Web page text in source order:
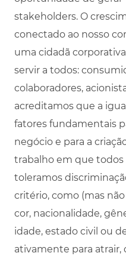
stakeholders. O
conectado ao nosso
uma cidadã
servir a todos:
colaboradores,
acreditamos que a
fatores fundamentais
negócio e para a
trabalho em que todos
toleramos
critério, como (mas
cor, nacionalidade,
idade, estado civil ou
ativamente para atrair,